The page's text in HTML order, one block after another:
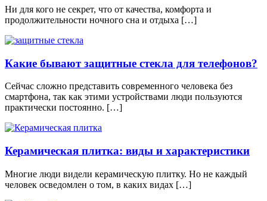
Ни для кого не секрет, что от качества, комфорта и
продолжительности ночного сна и отдыха […]
Какие бывают защитные стекла для телефонов?
Сейчас сложно представить современного человека без
смартфона, так как этими устройствами люди пользуются
практически постоянно. […]
Керамическая плитка: виды и характеристики
Многие люди видели керамическую плитку. Но не каждый
человек осведомлен о том, в каких видах […]